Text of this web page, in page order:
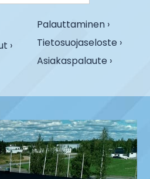
›
Palauttaminen ›
Tietosuojaseloste ›
Asiakaspalaute ›